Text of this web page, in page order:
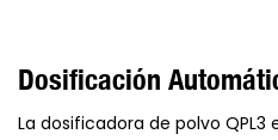
Dosificación
La dosificadora de polvo